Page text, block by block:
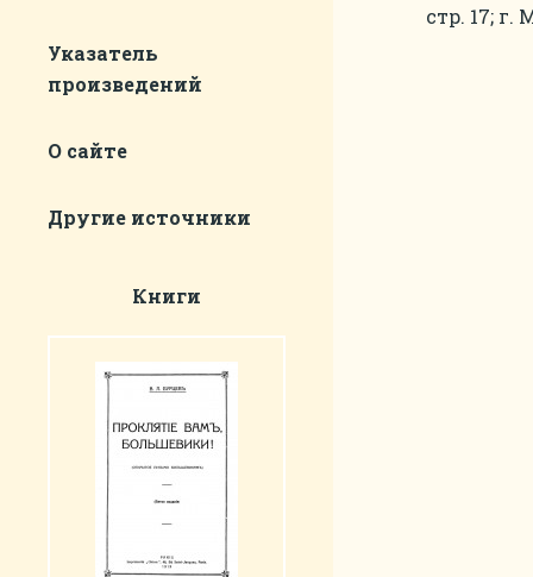
Указатель
произведений
О сайте
Другие источники
Книги
стр. 17; г.